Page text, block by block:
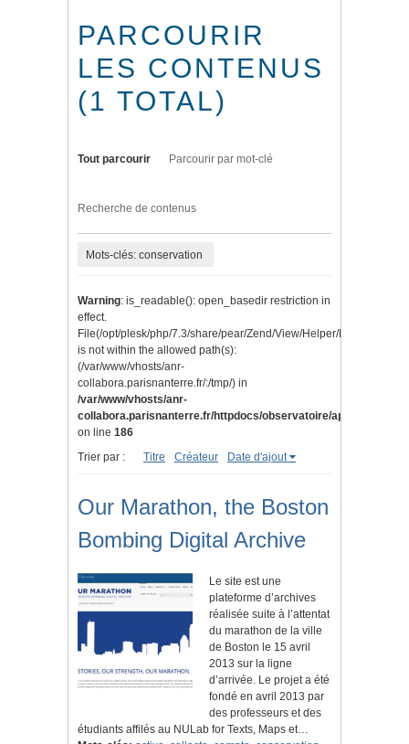
PARCOURIR
LES CONTENUS
(1 TOTAL)
Tout parcourir Parcourir par mot-clé
Recherche de contenus
Mots-clés: conservation
Warning: is_readable(): open_basedir restriction in
effect.
File(/opt/plesk/php/7.3/share/pear/Zend/View/Helper/Navigation/
is not within the allowed path(s):
(/var/www/vhosts/anr-
collabora.parisnanterre.fr/:/tmp/) in
/var/www/vhosts/anr-
collabora.parisnanterre.fr/httpdocs/observatoire/application/
on line 186
Trier par :
Titre Créateur Date d'ajout
Our Marathon, the Boston
Bombing Digital Archive
Le site est une
plateforme d’archives
réalisée suite à l’attentat
du marathon de la ville
de Boston le 15 avril
2013 sur la ligne
d’arrivée. Le projet a été
fondé en avril 2013 par
des professeurs et des
étudiants affilés au NULab for Texts, Maps et…